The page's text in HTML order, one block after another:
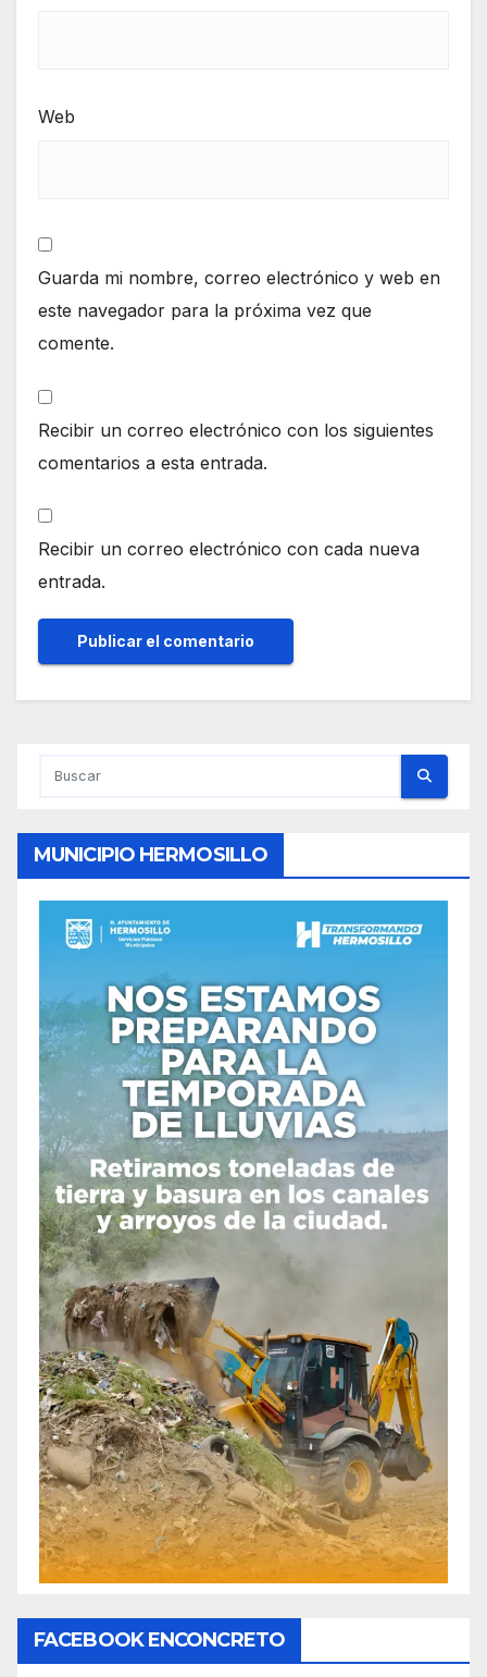
Web
Guarda mi nombre, correo electrónico y web en
este navegador para la próxima vez que
comente.
Recibir un correo electrónico con los siguientes
comentarios a esta entrada.
Recibir un correo electrónico con cada nueva
entrada.
MUNICIPIO HERMOSILLO
FACEBOOK ENCONCRETO